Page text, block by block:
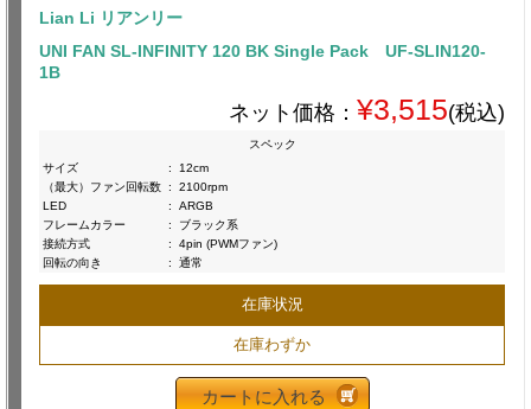
Lian Li リアンリー
UNI FAN SL-INFINITY 120 BK Single Pack UF-SLIN120-
1B
ネット価格： ¥3,515(税込)
スペック
サイズ
:
12cm
（最大）ファン回転数 :
2100rpm
LED
:
ARGB
フレームカラー
:
ブラック系
接続方式
:
4pin (PWMファン)
回転の向き
: 通常
在庫状況
在庫わずか
カートに入れる